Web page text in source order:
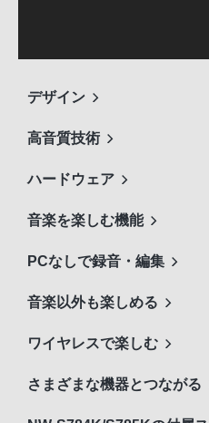
デザイン
高音質技術
ハードウェア
音楽を楽しむ機能
PCなしで録音・編集
音楽以外も楽しめる
ワイヤレスで楽しむ
さまざまな機器とつながる